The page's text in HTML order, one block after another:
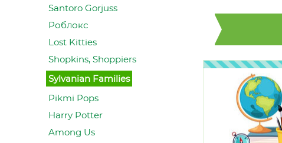
Santoro Gorjuss
Роблокс
Lost Kitties
Shopkins, Shoppiers
Sylvanian Families
Pikmi Pops
Harry Potter
Among Us